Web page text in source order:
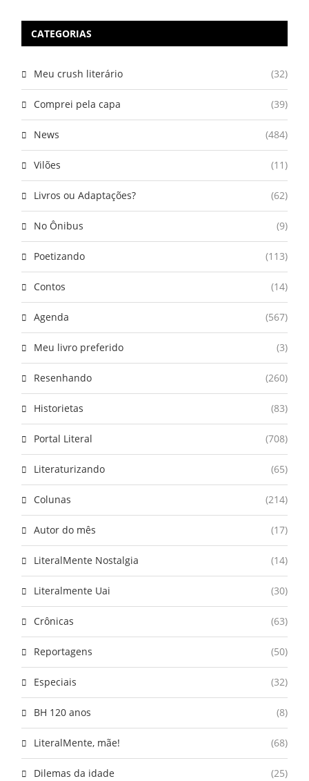
CATEGORIAS
Meu crush literário (32)
Comprei pela capa (39)
News (484)
Vilões (11)
Livros ou Adaptações? (62)
No Ônibus (9)
Poetizando (113)
Contos (14)
Agenda (567)
Meu livro preferido (3)
Resenhando (260)
Historietas (83)
Portal Literal (708)
Literaturizando (65)
Colunas (214)
Autor do mês (17)
LiteralMente Nostalgia (14)
Literalmente Uai (30)
Crônicas (63)
Reportagens (50)
Especiais (32)
BH 120 anos (8)
LiteralMente, mãe! (68)
Dilemas da idade (25)